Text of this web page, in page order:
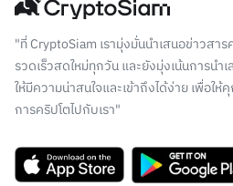
"ที่ CryptoSiam เรามุ่งมั่นนำเสนอข่าวสา
รวดเร็วสดใหม่ทุกวัน และยังมุ่งเน้นการนำ
ให้มีความน่าสนใจและเข้าถึงได้ง่าย เพื่อใ
การคริปโตไปกับเรา"